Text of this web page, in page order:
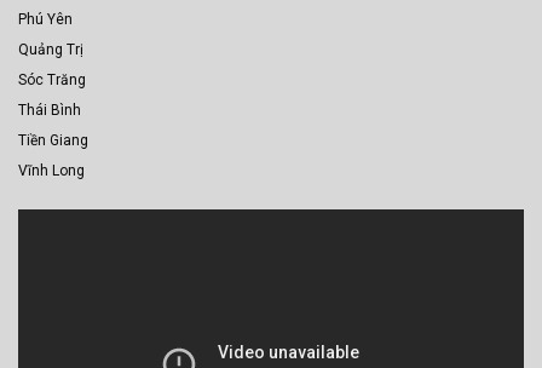
Phú Yên
Quảng Trị
Sóc Trăng
Thái Bình
Tiền Giang
Vĩnh Long